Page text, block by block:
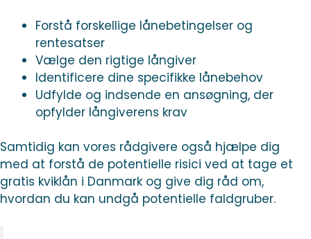
Forstå forskellige lånebetingelser og
rentesatser
Vælge den rigtige långiver
Identificere dine specifikke lånebehov
Udfylde og indsende en ansøgning, der
opfylder långiverens krav
Samtidig kan vores rådgivere også hjælpe dig
med at forstå de potentielle risici ved at tage et
gratis kviklån i Danmark og give dig råd om,
hvordan du kan undgå potentielle faldgruber.